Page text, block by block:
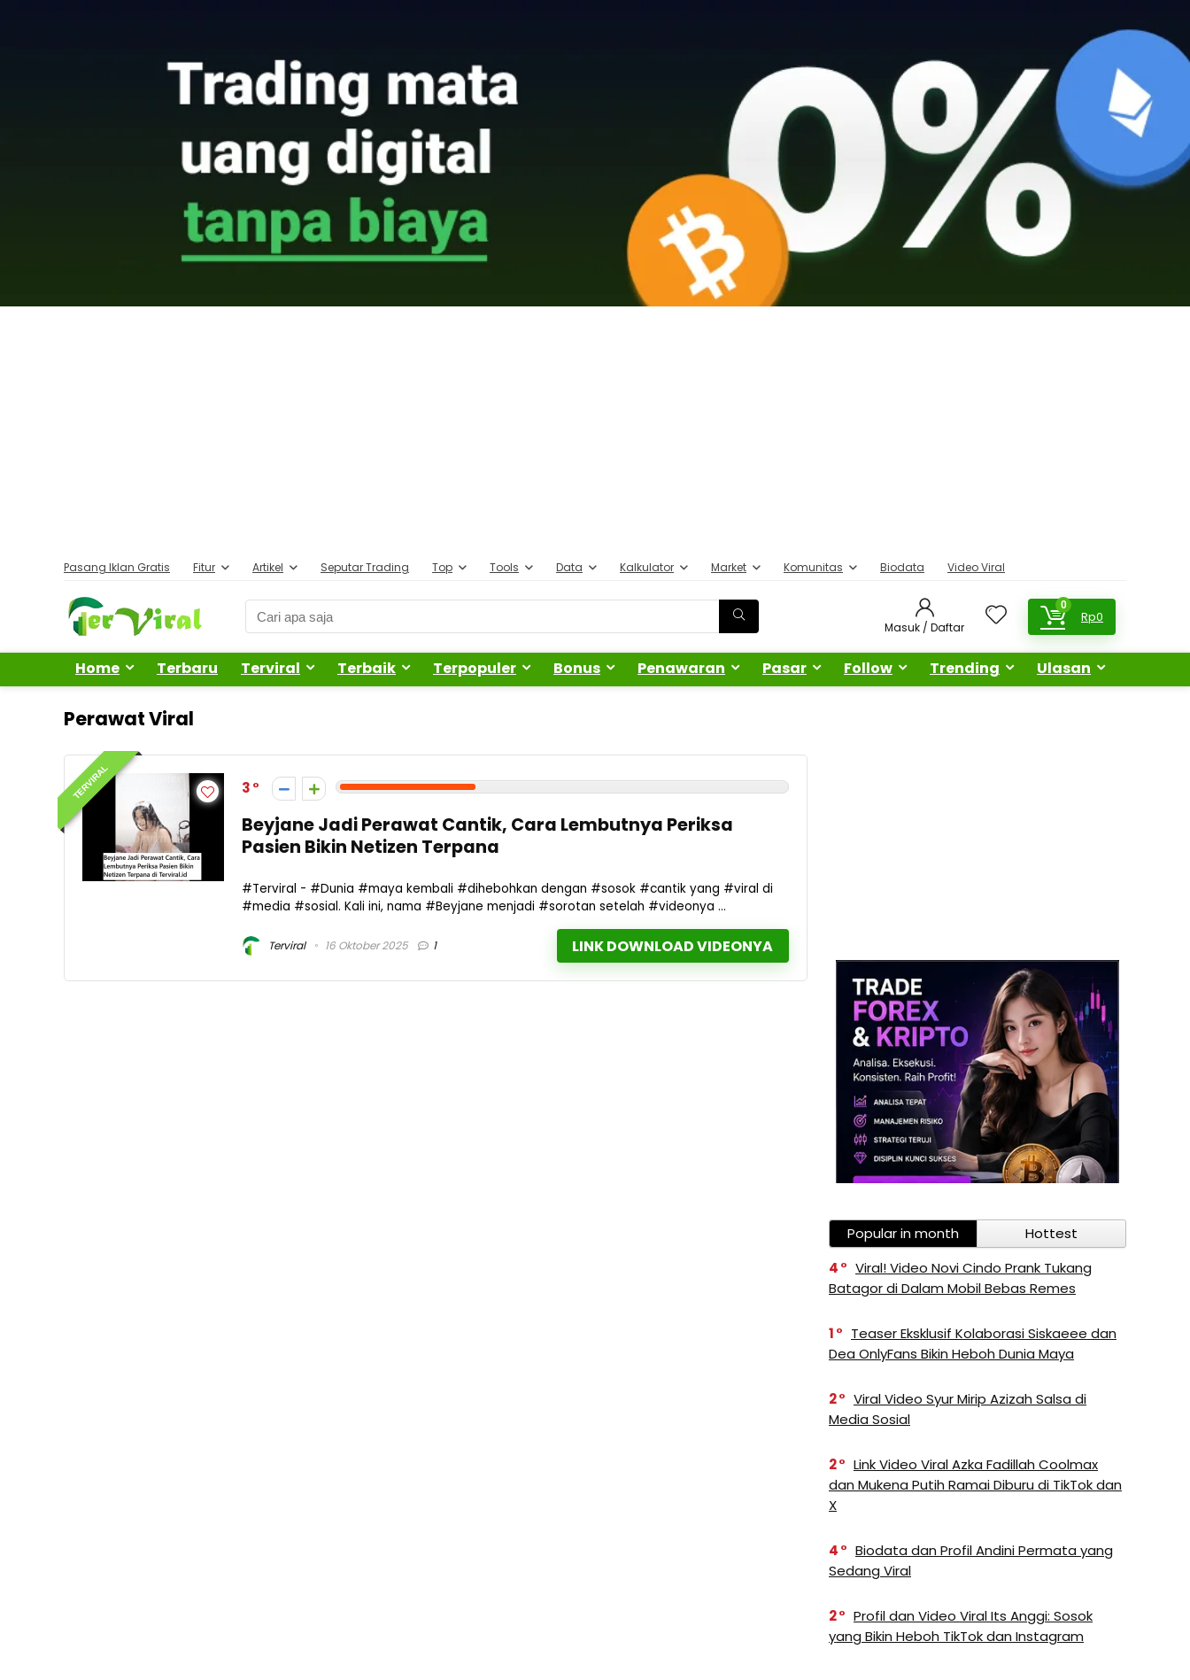
Pasang Iklan Gratis Fitur Artikel Seputar Trading Top Tools Data Kalkulator Market Komunitas Biodata Video Viral
Masuk / Daftar
0
Rp0
Home Terbaru Terviral Terbaik Terpopuler Bonus Penawaran Pasar Follow Trending Ulasan
Perawat Viral
TERVIRAL 3
Beyjane Jadi Perawat Cantik, Cara Lembutnya Periksa
Pasien Bikin Netizen Terpana
#Terviral - #Dunia #maya kembali #dihebohkan dengan #sosok #cantik yang #viral di
#media #sosial. Kali ini, nama #Beyjane menjadi #sorotan setelah #videonya ...
Terviral 16 Oktober 2025 1 LINK DOWNLOAD VIDEONYA
Popular in month
Hottest
4
Viral! Video Novi Cindo Prank Tukang
Batagor di Dalam Mobil Bebas Remes
1
Teaser Eksklusif Kolaborasi Siskaeee dan
Dea OnlyFans Bikin Heboh Dunia Maya
2
Viral Video Syur Mirip Azizah Salsa di
Media Sosial
2
Link Video Viral Azka Fadillah Coolmax
dan Mukena Putih Ramai Diburu di TikTok dan
X
4
Biodata dan Profil Andini Permata yang
Sedang Viral
2
Profil dan Video Viral Its Anggi: Sosok
yang Bikin Heboh TikTok dan Instagram